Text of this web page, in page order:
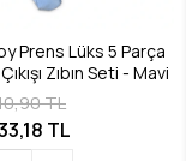
Prens Lüks 5 Parça
Zıbın Seti - Mavi
TL
TL